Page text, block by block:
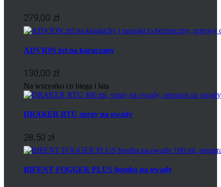
279,00 zł
ADVION żel na karaczany
130,00 zł
Na wszystko co biega i lata
DRAKER RTU spray na owady
28,50 zł
BIFENT FOGGER PLUS bomba na owady